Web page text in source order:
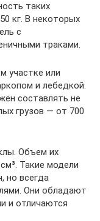
таких
кг. В некоторых
с
траками.
участке или
и лебедкой.
составлять не
грузов — от 700
Объем их
Такие модели
но всегда
Они обладают
и отличаются